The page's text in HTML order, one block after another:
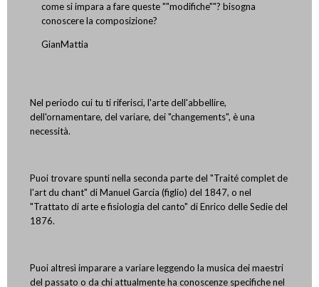
come si impara a fare queste ""modifiche""? bisogna
conoscere la composizione?
GianMattia
Nel periodo cui tu ti riferisci, l'arte dell'abbellire,
dell'ornamentare, del variare, dei "changements", è una
necessità.
Puoi trovare spunti nella seconda parte del "Traité complet de
l'art du chant" di Manuel Garcia (figlio) del 1847, o nel
"Trattato di arte e fisiologia del canto" di Enrico delle Sedie del
1876.
Puoi altresì imparare a variare leggendo la musica dei maestri
del passato o da chi attualmente ha conoscenze specifiche nel